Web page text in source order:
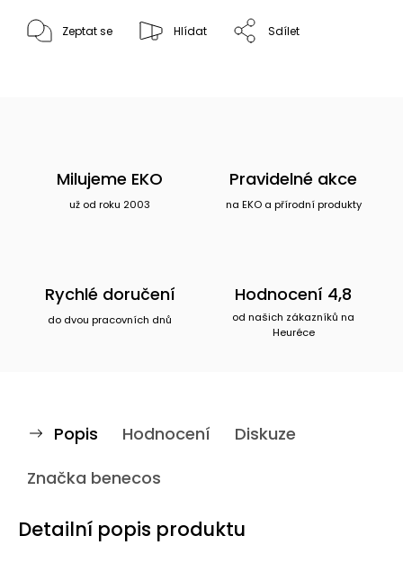
Zeptat se Hlídat Sdílet
Milujeme EKO
už od roku 2003
Pravidelné akce
na EKO a přírodní produkty
Rychlé doručení
do dvou pracovních dnů
Hodnocení 4,8
od našich zákazníků na
Heuréce
Popis Hodnocení
Diskuze
Značka benecos
Detailní popis produktu